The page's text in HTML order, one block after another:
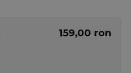
159,00 ron